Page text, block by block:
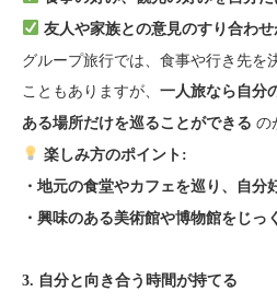
友人や家族との意見のすり合わせ
グループ旅行では、食事や行き先を
こともありますが、 一人旅なら自分
ある場所だけを巡ることができる の
楽しみ方のポイント:
・地元の食堂やカフェを巡り、自分
・興味のある美術館や博物館をじっ
3. 自分と向き合う時間が持てる